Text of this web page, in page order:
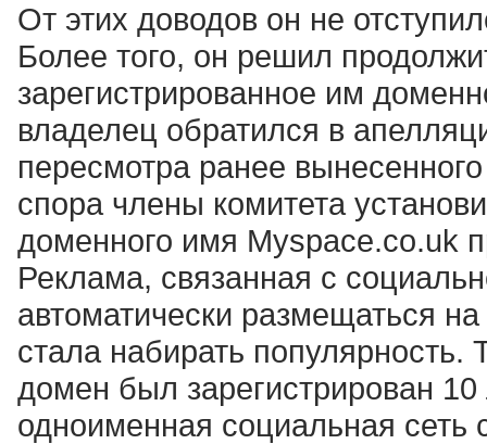
От этих доводов он не
Более того, он решил
зарегистрированное им
владелец обратился в
пересмотра ранее
спора члены комитета
доменного имя Myspace.co.uk
Реклама, связанная с
автоматически размещаться
стала набирать
домен был зарегистрирован 10
одноименная социальная сеть